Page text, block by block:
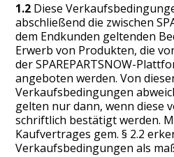
1.2 Diese
abschließend die zwischen
dem Endkunden geltenden
Erwerb von Produkten, die
der SPAREPARTSNOW-
angeboten werden. Von
Verkaufsbedingungen
gelten nur dann, wenn diese
schriftlich bestätigt werden.
Kaufvertrages gem. § 2.2
Verkaufsbedingungen als